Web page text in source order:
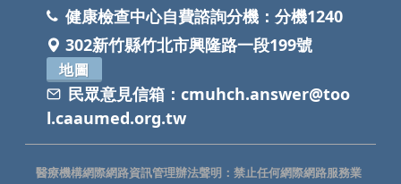
健康檢查中心自費諮詢分機： 分機1240
302新竹縣竹北市興隆路一段199號
地圖
民眾意見信箱： cmuhch.answer@too
l.caaumed.org.tw
醫療機構網際網路資訊管理辦法聲明：禁止任何網際網路服務業